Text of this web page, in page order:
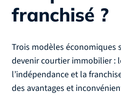
franchisé ?
Trois modèles économiques
devenir courtier immobilier :
l’indépendance et la
des avantages et